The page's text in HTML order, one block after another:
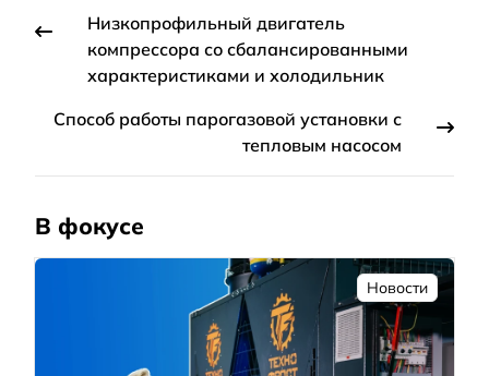
Низкопрофильный двигатель
компрессора со сбалансированными
характеристиками и холодильник
Способ работы парогазовой установки с
тепловым насосом
В фокусе
Новости